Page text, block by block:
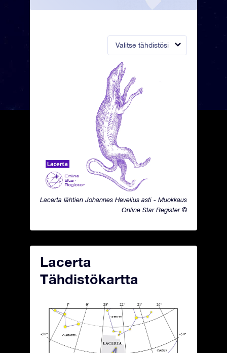
Valitse tähdistösi
Lacerta lähtien Johannes Hevelius asti - Muokkaus
Online Star Register ©
Lacerta
Tähdistökartta